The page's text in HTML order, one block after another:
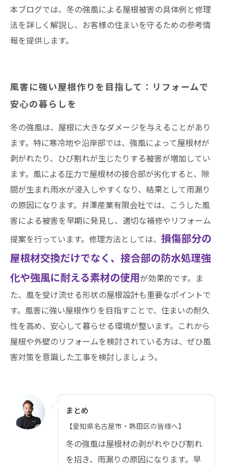
本ブログでは、冬の強風による屋根被害の具体例と修理
法を詳しく解説し、お客様の住まいを守るための参考情
報を提供します。
風害に強い屋根作りを目指して：リフォームで
安心の暮らしを
冬の強風は、屋根に大きなダメージを与えることがあり
ます。特に寒冷地や沿岸部では、強風によって屋根材が
剥がれたり、ひび割れが生じたりする被害が増加してい
ます。風による圧力で屋根材の接合部が劣化すると、隙
間が生まれ雨水が浸入しやすくなり、結果として雨漏り
の原因になります。井澤産業有限会社では、こうした風
害による被害を早期に発見し、適切な補修やリフォーム
提案を行っています。修理方法としては、 損傷部分の
屋根材交換だけでなく、接合部の防水処理強
化や強風に耐える素材の使用が効果的です。ま
た、風を受け流せる形状の屋根設計も重要なポイントで
す。風害に強い屋根作りを目指すことで、住まいの耐久
性を高め、安心して暮らせる環境が整います。これから
屋根や外壁のリフォームを検討されている方は、ぜひ風
害対策を意識した工事を検討しましょう。
まとめ
【愛知県名古屋市・熱田区の皆様へ】
冬の強風は屋根材の剥がれやひび割れ
を招き、雨漏りの原因になります。早